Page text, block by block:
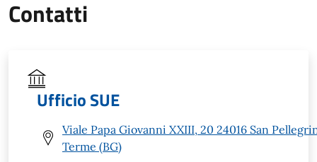
Contatti
Ufficio SUE
Viale Papa Giovanni XXIII, 20 24016 San
Terme (BG)